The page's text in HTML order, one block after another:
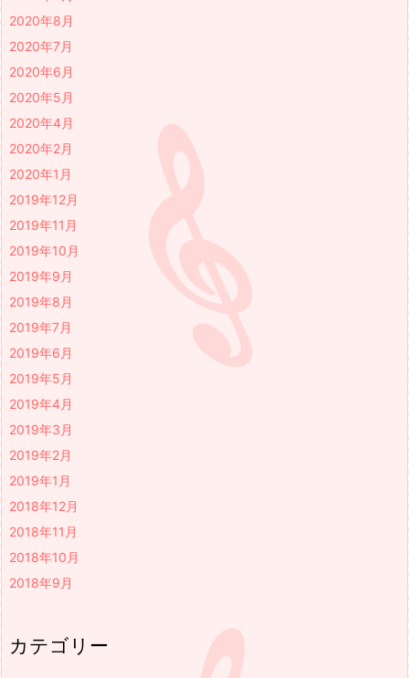
2020年8月
2020年7月
2020年6月
2020年5月
2020年4月
2020年2月
2020年1月
2019年12月
2019年11月
2019年10月
2019年9月
2019年8月
2019年7月
2019年6月
2019年5月
2019年4月
2019年3月
2019年2月
2019年1月
2018年12月
2018年11月
2018年10月
2018年9月
カテゴリー